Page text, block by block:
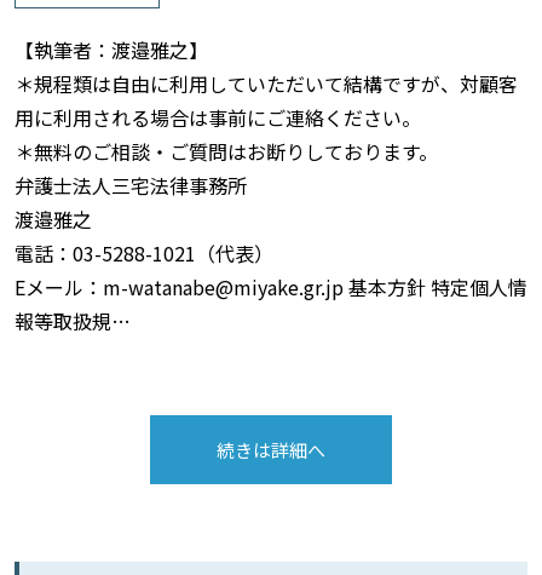
【執筆者：渡邉雅之】
＊規程類は自由に利用していただいて結構ですが、対顧客
用に利用される場合は事前にご連絡ください。
＊無料のご相談・ご質問はお断りしております。
弁護士法人三宅法律事務所
渡邉雅之
電話：03-5288-1021（代表）
Eメール：m-watanabe@miyake.gr.jp 基本方針 特定個人情
報等取扱規…
続きは詳細へ